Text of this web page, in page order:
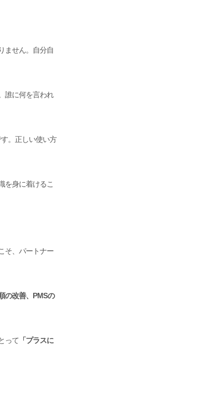
ません。自分自
誰に何を言われ
。正しい使い方
を身に着けるこ
そ、パートナー
の改善、PMSの
って 「プラスに